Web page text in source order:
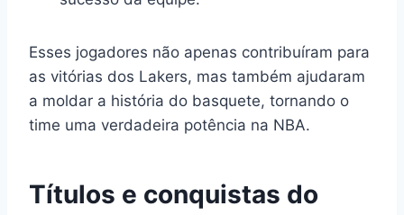
Esses jogadores não apenas contribuíram para
as vitórias dos Lakers, mas também ajudaram
a moldar a história do basquete, tornando o
time uma verdadeira potência na NBA.
Títulos e conquistas do